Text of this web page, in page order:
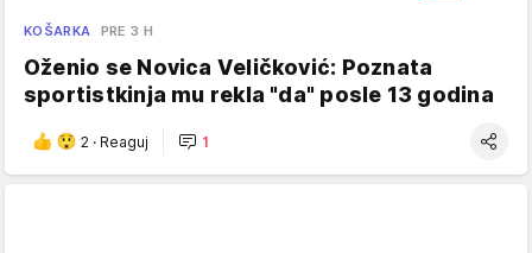
KOŠARKA PRE 3 H
Oženio se Novica Veličković: Poznata
sportistkinja mu rekla "da" posle 13 godina
2 · Reaguj 1